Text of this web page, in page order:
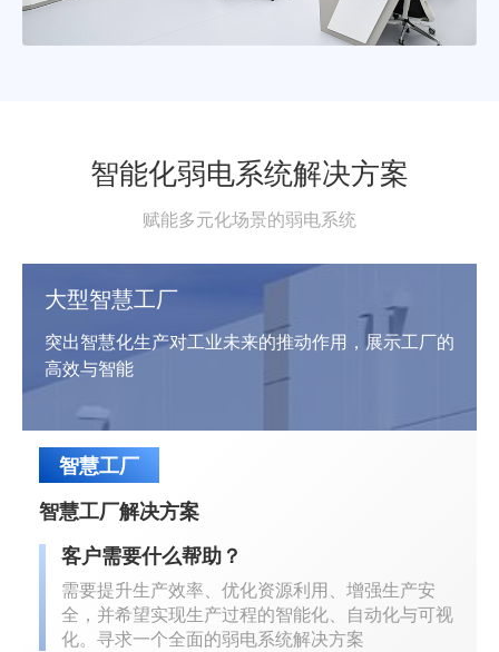
智能化弱电系统解决方案
赋能多元化场景的弱电系统
大型智慧工厂
突出智慧化生产对工业未来的推动作用，展示工厂的
高效与智能
智慧工厂
智慧工厂解决方案
客户需要什么帮助？
需要提升生产效率、优化资源利用、增强生产安
全，并希望实现生产过程的智能化、自动化与可视
化。寻求一个全面的弱电系统解决方案